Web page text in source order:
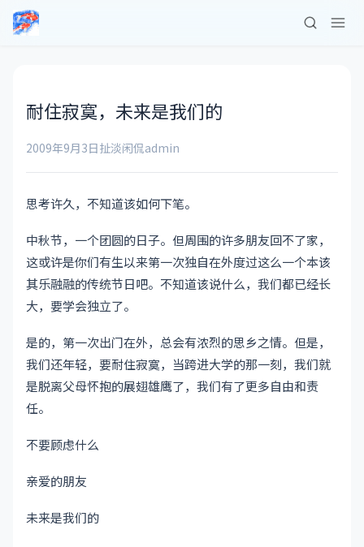
耐住寂寞，未来是我们的
2009年9月3日扯淡闲侃admin
思考许久，不知道该如何下笔。
中秋节，一个团圆的日子。但周围的许多朋友回不了家，
这或许是你们有生以来第一次独自在外度过这么一个本该
其乐融融的传统节日吧。不知道该说什么，我们都已经长
大，要学会独立了。
是的，第一次出门在外，总会有浓烈的思乡之情。但是，
我们还年轻，要耐住寂寞，当跨进大学的那一刻，我们就
是脱离父母怀抱的展翅雄鹰了，我们有了更多自由和责
任。
不要顾虑什么
亲爱的朋友
未来是我们的